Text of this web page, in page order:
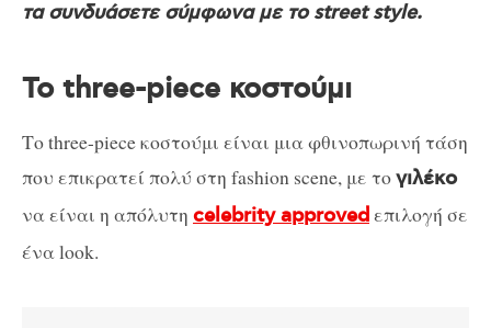
τα συνδυάσετε σύμφωνα με το street style.
Το three-piece κοστούμι
Το three-piece κοστούμι είναι μια φθινοπωρινή τάση
που επικρατεί πολύ στη fashion scene, με τογιλέκο
να είναι η απόλυτη celebrity approvedεπιλογή σε
ένα look.